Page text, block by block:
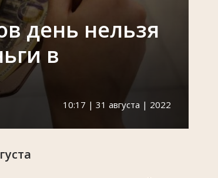
день нельзя
в
10:17 | 31 августа | 2022